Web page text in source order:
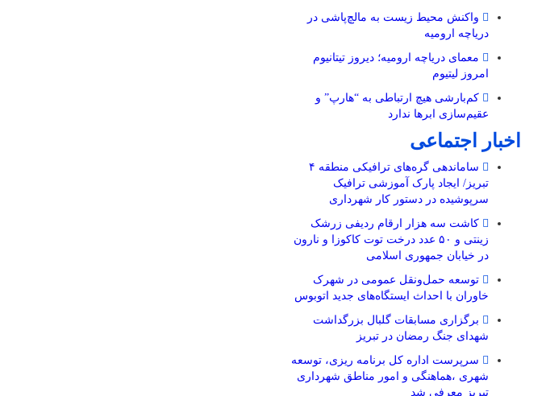
واکنش محیط زیست به مالچ‌پاشی در
دریاچه ارومیه
معمای دریاچه ارومیه؛ دیروز تیتانیوم
امروز لیتیوم
کم‌بارشی هیچ ارتباطی به “هارپ” و
عقیم‌سازی ابرها ندارد
اخبار اجتماعی
ساماندهی گره‌های ترافیکی منطقه ۴
تبریز/ ایجاد پارک آموزشی ترافیک
سرپوشیده در دستور کار شهرداری
کاشت سه هزار ارقام ردیفی زرشک
زینتی و ۵۰ عدد درخت توت کاکوزا و نارون
در خیابان جمهوری اسلامی
توسعه حمل‌ونقل عمومی در شهرک
خاوران با احداث ایستگاه‌های جدید اتوبوس
برگزاری مسابقات گلبال بزرگداشت
شهدای جنگ رمضان در تبریز
سرپرست اداره کل برنامه ریزی، توسعه
شهری ،هماهنگی و امور مناطق شهرداری
تبریز معرفی شد